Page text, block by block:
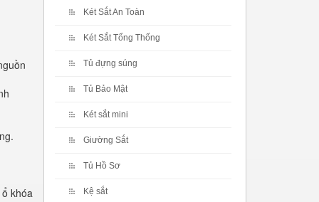
khóa
Két Sắt An Toàn
Két Sắt Tổng Thống
Tủ đựng súng
Tủ Bảo Mật
Két sắt mini
Giường Sắt
Tủ Hồ Sơ
Kệ sắt